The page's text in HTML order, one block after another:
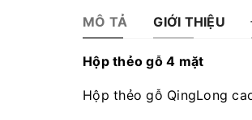
MÔ TẢ GIỚI THIỆU
Hộp thẻo gỗ 4 mặt
Hộp thẻo gỗ QingLong